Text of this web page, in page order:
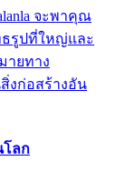
จะพาคุณ
ธรูปที่ใหญ่และ
ายทาง
งก่อสร้างอัน
โลก